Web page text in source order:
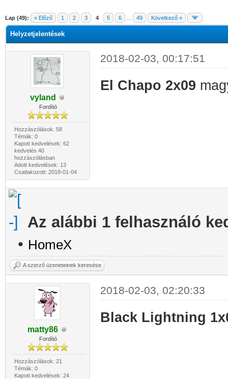
Lap (49): « Előző 1 2 3 4 5 6 49 Következő »
Helyzetjelentések
vyland
Fordító
Hozzászólások: 58
Témák: 0
Kapott kedvelések: 62
kedvelés 40
hozzászólásban
Adott kedvelések: 13
Csatlakozott: 2018-01-04
2018-02-03, 00:17:51
El Chapo 2x09
Az alábbi 1 felhasználó
• HomeX
A szerző üzeneteinek keresése
matty86
Fordító
Hozzászólások: 21
Témák: 0
Kapott kedvelések: 24
2018-02-03, 02:20:33
Black Lightning